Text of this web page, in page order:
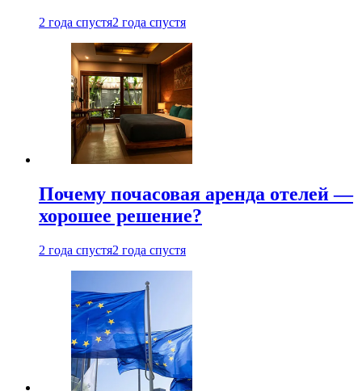
2 года спустя2 года спустя
Почему почасовая аренда отелей —
хорошее решение?
2 года спустя2 года спустя